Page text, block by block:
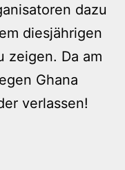
dazu
diesjährigen
zeigen. Da am
Ghana
verlassen!